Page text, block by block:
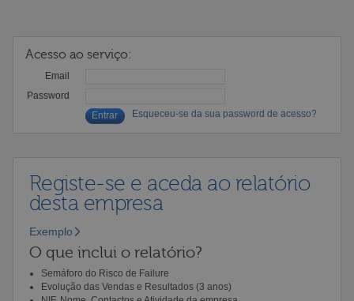
Acesso ao serviço:
Email
Password
Esqueceu-se da sua password de acesso?
Registe-se e aceda ao relatório
desta empresa
Exemplo
O que inclui o relatório?
Semáforo do Risco de Failure
Evolução das Vendas e Resultados (3 anos)